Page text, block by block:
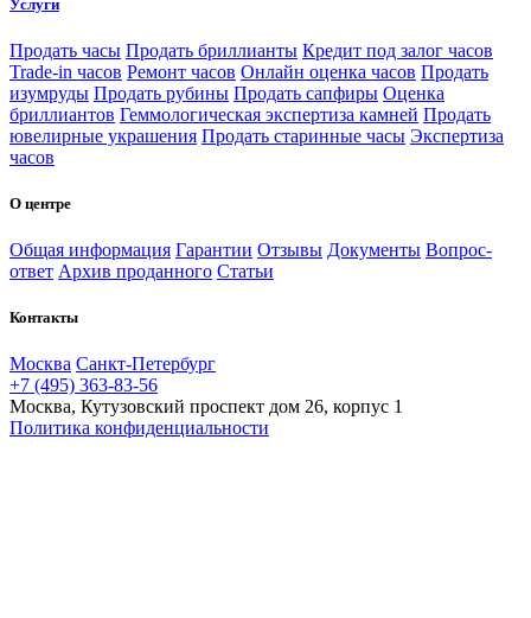
Услуги
Продать часы Продать бриллианты Кредит под залог часов
Trade-in часов Ремонт часов Онлайн оценка часов Продать
изумруды Продать рубины Продать сапфиры Оценка
бриллиантов Геммологическая экспертиза камней Продать
ювелирные украшения Продать старинные часы Экспертиза
часов
О центре
Общая информация Гарантии Отзывы Документы Вопрос-
ответ Архив проданного Статьи
Контакты
Москва Санкт-Петербург
+7 (495) 363-83-56
Москва, Кутузовский проспект дом 26, корпус 1
Политика конфиденциальности